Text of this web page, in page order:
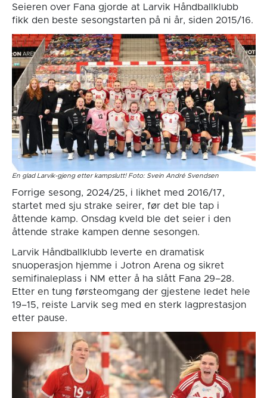
Seieren over Fana gjorde at Larvik Håndballklubb
fikk den beste sesongstarten på ni år, siden 2015/16.
En glad Larvik-gjeng etter kampslutt! Foto: Svein André Svendsen
Forrige sesong, 2024/25, i likhet med 2016/17,
startet med sju strake seirer, før det ble tap i
åttende kamp. Onsdag kveld ble det seier i den
åttende strake kampen denne sesongen.
Larvik Håndballklubb leverte en dramatisk
snuoperasjon hjemme i Jotron Arena og sikret
semifinaleplass i NM etter å ha slått Fana 29–28.
Etter en tung førsteomgang der gjestene ledet hele
19–15, reiste Larvik seg med en sterk lagprestasjon
etter pause.